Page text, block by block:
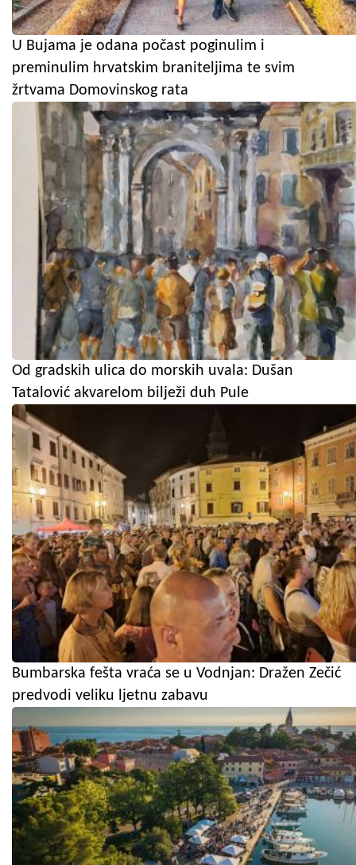
U Bujama je odana počast poginulim i
preminulim hrvatskim braniteljima te svim
žrtvama Domovinskog rata
Od gradskih ulica do morskih uvala: Dušan
Tatalović akvarelom bilježi duh Pule
Bumbarska fešta vraća se u Vodnjan: Dražen Zečić
predvodi veliku ljetnu zabavu